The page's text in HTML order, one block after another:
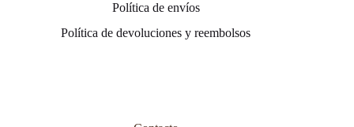
Política de envíos
Política de devoluciones y reembolsos